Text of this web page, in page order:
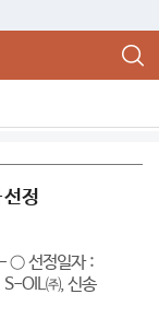
선정
- ○ 선정일자 :
OIL㈜, 신송